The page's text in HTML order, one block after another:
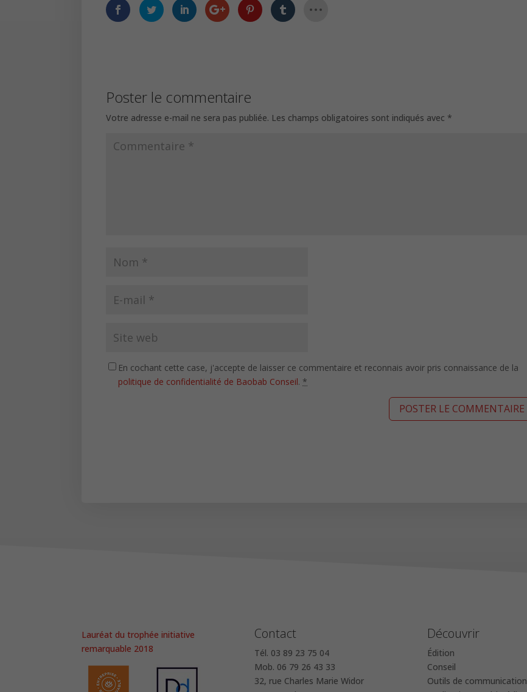
Poster le commentaire
Votre adresse e-mail ne sera pas publiée. Les champs obligatoires sont indiqués avec *
En cochant cette case, j'accepte de laisser ce commentaire et reconnais avoir pris connaissance de la
politique de confidentialité de Baobab Conseil. *
Lauréat du trophée initiative
remarquable 2018
Contact
Tél. 03 89 23 75 04
Mob. 06 79 26 43 33
32, rue Charles Marie Widor
Découvrir
Édition
Conseil
Outils de communication